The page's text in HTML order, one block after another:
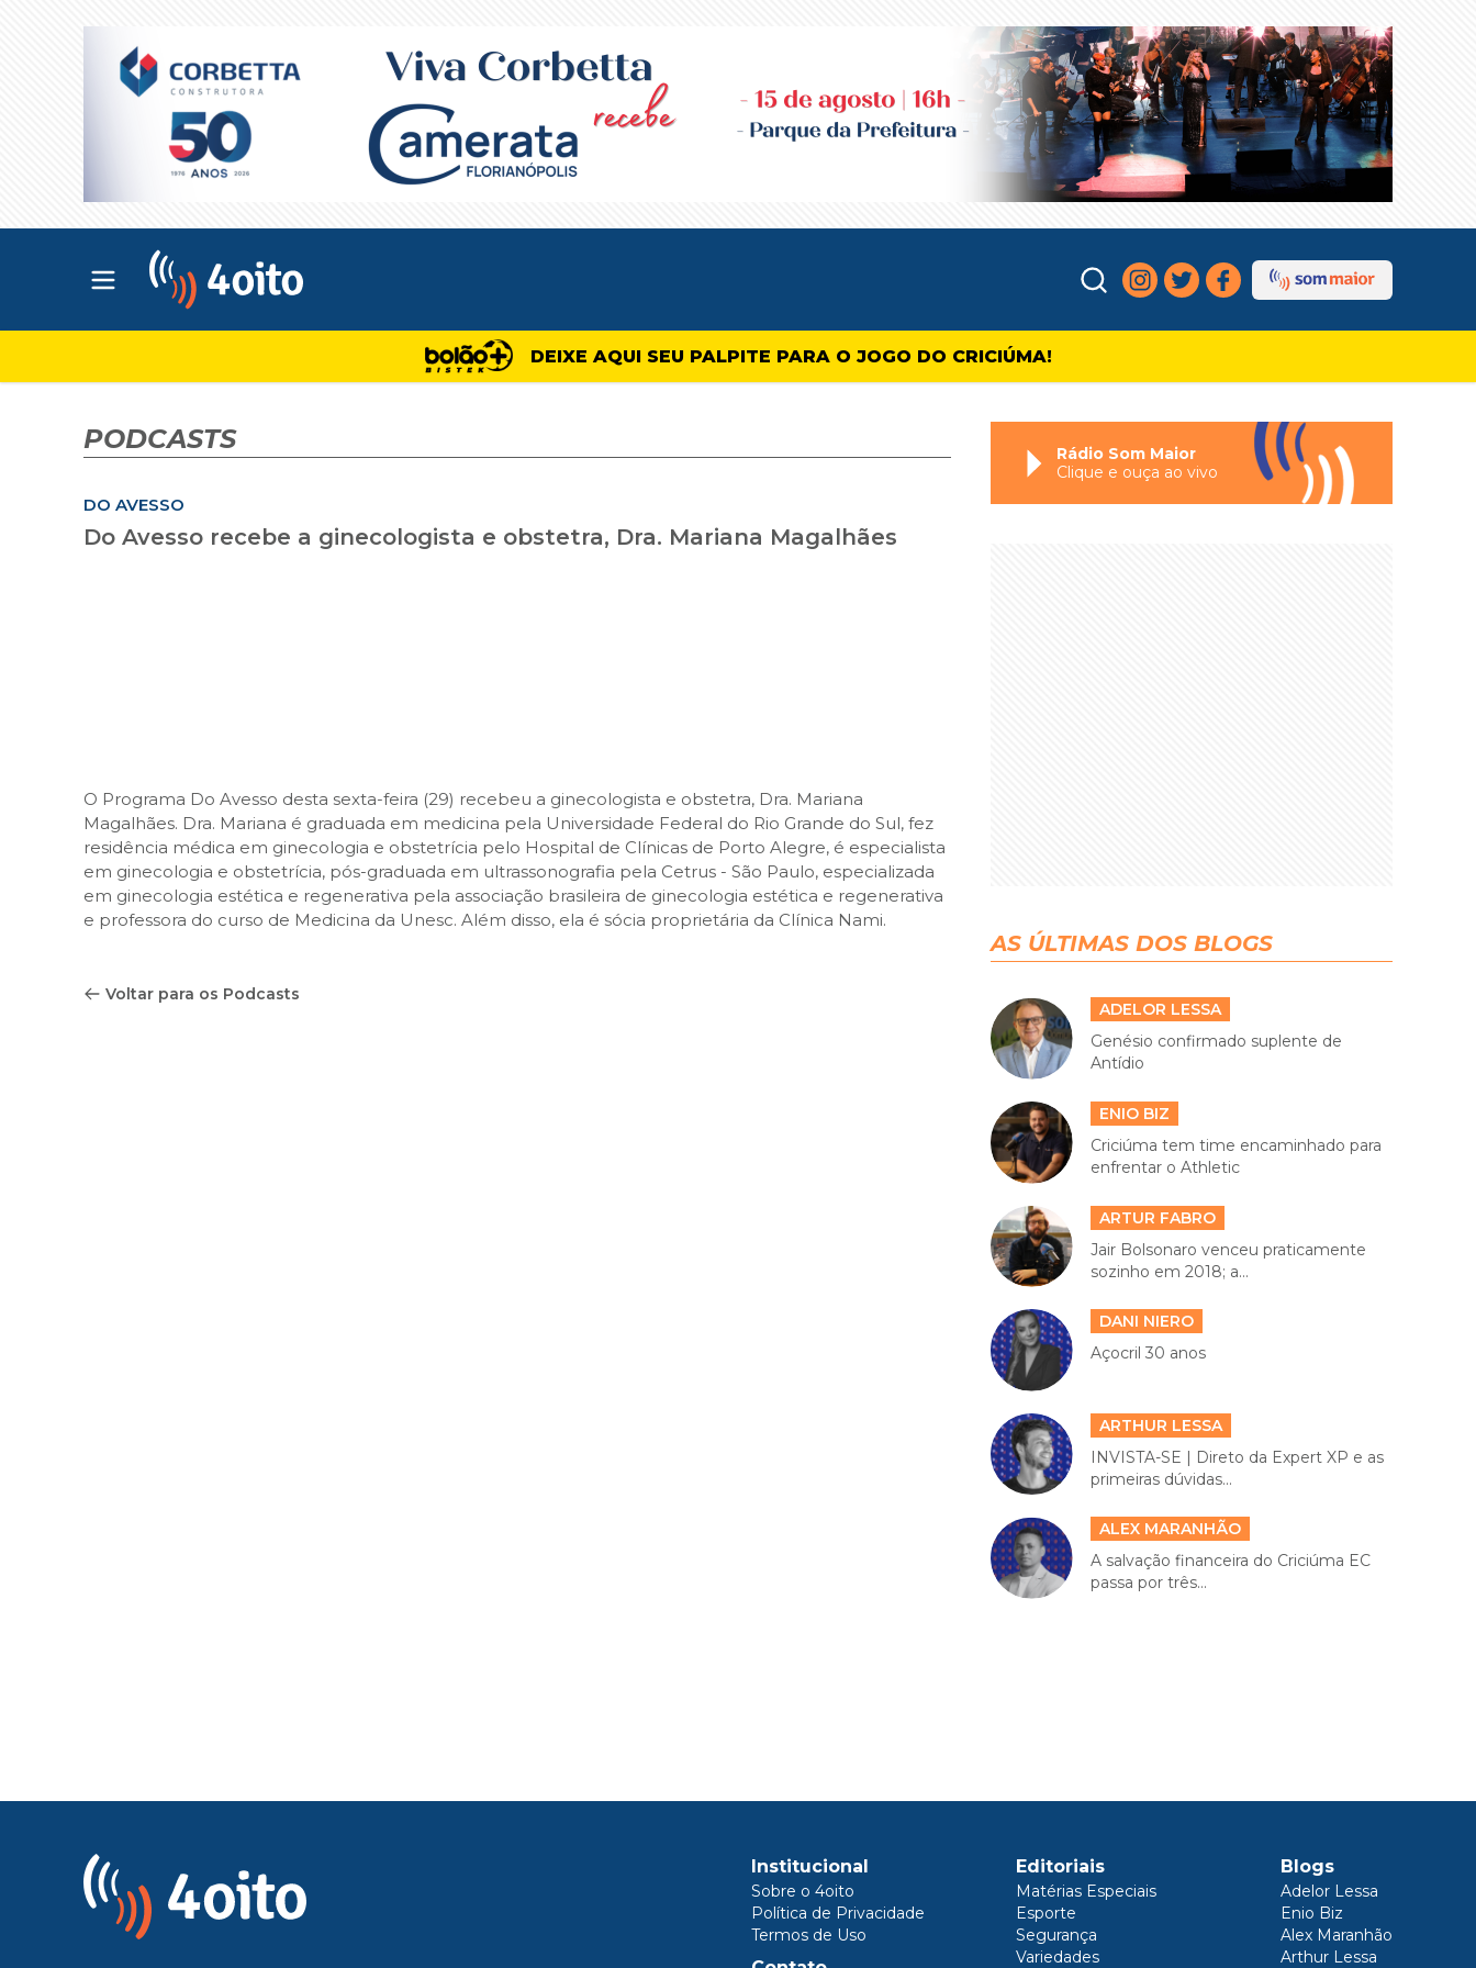
Abrir menu principal
DEIXE AQUI SEU PALPITE PARA O JOGO DO CRICIÚMA!
PODCASTS
DO AVESSO
Do Avesso recebe a ginecologista e obstetra, Dra. Mariana Magalhães
O Programa Do Avesso desta sexta-feira (29) recebeu a ginecologista e obstetra, Dra. Mariana
Magalhães. Dra. Mariana é graduada em medicina pela Universidade Federal do Rio Grande do Sul, fez
residência médica em ginecologia e obstetrícia pelo Hospital de Clínicas de Porto Alegre, é especialista
em ginecologia e obstetrícia, pós-graduada em ultrassonografia pela Cetrus - São Paulo, especializada
em ginecologia estética e regenerativa pela associação brasileira de ginecologia estética e regenerativa
e professora do curso de Medicina da Unesc. Além disso, ela é sócia proprietária da Clínica Nami.
Voltar para os Podcasts
Rádio Som Maior
Clique e ouça ao vivo
AS ÚLTIMAS DOS BLOGS
ADELOR LESSA
Genésio confirmado suplente de
Antídio
ENIO BIZ
Criciúma tem time encaminhado para
enfrentar o Athletic
ARTUR FABRO
Jair Bolsonaro venceu praticamente
sozinho em 2018; a...
DANI NIERO
Açocril 30 anos
ARTHUR LESSA
INVISTA-SE | Direto da Expert XP e as
primeiras dúvidas...
ALEX MARANHÃO
A salvação financeira do Criciúma EC
passa por três...
Institucional
Sobre o 4oito
Política de Privacidade
Termos de Uso
Editoriais
Matérias Especiais
Esporte
Segurança
Variedades
Blogs
Adelor Lessa
Enio Biz
Alex Maranhão
Arthur Lessa